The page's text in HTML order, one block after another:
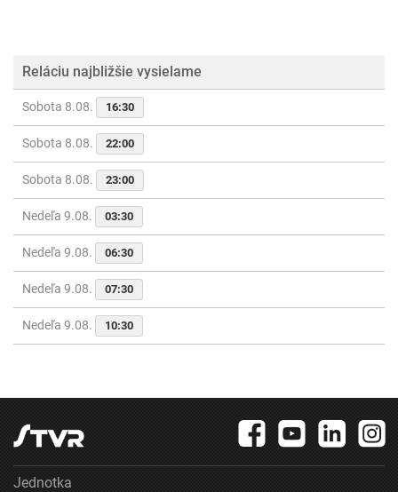
Reláciu najbližšie vysielame
Sobota 8.08. 16:30
Sobota 8.08. 22:00
Sobota 8.08. 23:00
Nedeľa 9.08. 03:30
Nedeľa 9.08. 06:30
Nedeľa 9.08. 07:30
Nedeľa 9.08. 10:30
Jednotka